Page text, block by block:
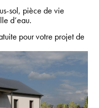
sol, pièce de vie
d’eau.
pour votre projet de